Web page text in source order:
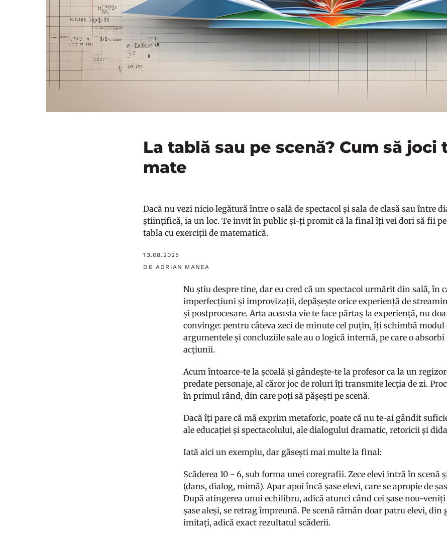
La tablă sau pe scenă? Cum să joci
mate
Dacă nu vezi nicio legătură între o sală de spectacol și sala de clasă sau între
științifică, ia un loc. Te invit în public și-ți promit că la final îți vei dori să fii
tabla cu exerciții de matematică.
13.08.2025
DE ADRIAN MANEA
Nu știu despre tine, dar eu cred că un spectacol urmărit din sală, în
imperfecțiuni și improvizații, depășește orice experiență de
și postprocesare. Arta aceasta vie te face părtaș la experiență, nu
convinge: pentru câteva zeci de minute cel puțin, îți schimbă
argumentele și concluziile sale au o logică internă, pe care o
acțiunii.
Acum întoarce-te la școală și gândește-te la profesor ca la un
predate personaje, al căror joc de roluri îți transmite lecția de zi.
în primul rând, din care poți să pășești pe scenă.
Dacă îți pare că mă exprim metaforic, poate că nu te-ai gândit
ale educației și spectacolului, ale dialogului dramatic, retoricii și
Iată aici un exemplu, dar găsești mai multe la final:
Scăderea 10 - 6, sub forma unei coregrafii. Zece elevi intră în scenă
(dans, dialog, mimă). Apar apoi încă șase elevi, care se apropie de
După atingerea unui echilibru, adică atunci când cei șase nou-
șase aleși, se retrag împreună. Pe scenă rămân doar patru elevi,
imitați, adică exact rezultatul scăderii.